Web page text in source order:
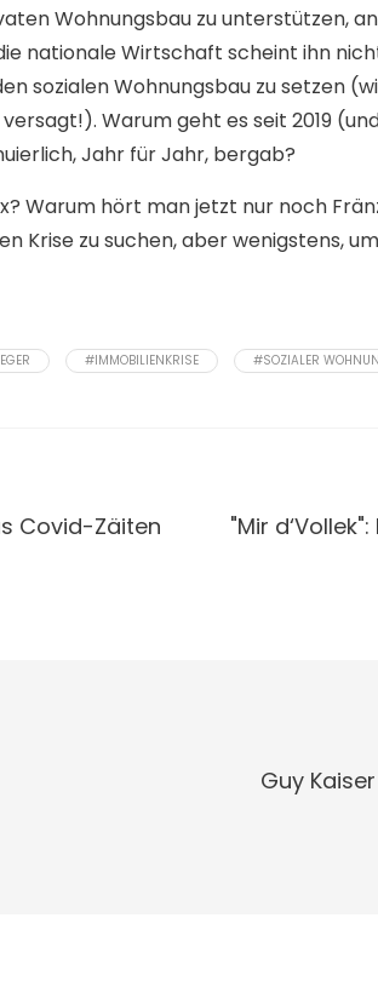
Wohnungsbau zu unterstützen,
nationale Wirtschaft scheint ihn
sozialen Wohnungsbau zu setzen
Warum geht es seit 2019
Jahr für Jahr, bergab?
Warum hört man jetzt nur noch
Krise zu suchen, aber wenigstens,
#IMMOBILIENKRISE #SOZIALER
Covid-Zäiten
"Mir
Guy Kaiser